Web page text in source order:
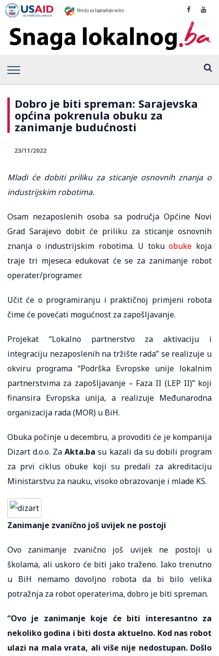
Dobro je biti spreman: Sarajevska
općina pokrenula obuku za
zanimanje budućnosti
23/11/2022
Mladi će dobiti priliku za sticanje osnovnih znanja o
industrijskim robotima.
Osam nezaposlenih osoba sa područja Općine Novi
Grad Sarajevo dobit će priliku za sticanje osnovnih
znanja o industrijskim robotima. U tokuobuke koja
traje tri mjeseca edukovat će se za zanimanje robot
operater/programer.
Učit će o programiranju i praktičnoj primjeni robota
čime će povećati mogućnost za zapošljavanje.
Projekat “Lokalno partnerstvo za aktivaciju i
integraciju nezaposlenih na tržište rada” se realizuje u
okviru programa “Podrška Evropske unije lokalnim
partnerstvima za zapošljavanje – Faza II (LEP II)” koji
finansira Evropska unija, a realizuje Međunarodna
organizacija rada (MOR) u BiH.
Obuka počinje u decembru, a provoditi će je kompanija
Dizart d.o.o. ZaAkta.ba su kazali da su dobili program
za prvi ciklus obuke koji su predali za akreditaciju
Ministarstvu za nauku, visoko obrazovanje i mlade KS.
Zanimanje zvanično još uvijek ne postoji
Ovo zanimanje zvanično još uvijek ne postoji u
školama, ali uskoro će biti jako traženo. Iako trenutno
u BiH nemamo dovoljno robota da bi bilo velika
potražnja za robot operaterima, dobro je biti spreman.
“Ovo je zanimanje koje će biti interesantno za
nekoliko godina i biti dosta aktuelno. Kod nas robot
ulazi na mala vrata, ali više nije nedostupan. Došlo